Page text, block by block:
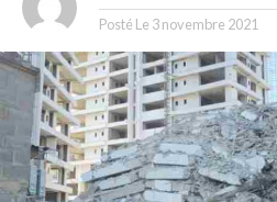
Posté Le 3 novembre 2021